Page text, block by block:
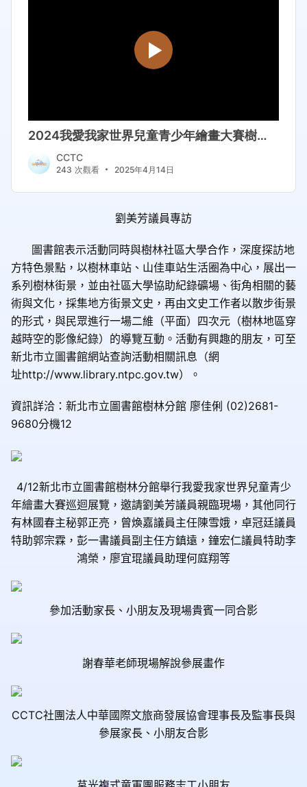
劉美芳議員專訪
圖書館表示活動同時與樹林社區大學合作，深度探訪地
方特色景點，以樹林車站、山佳車站生活圈為中心，展出一
系列樹林街景，並由社區大學協助紀錄礦場、街角相關的藝
術與文化，採集地方街景文史，再由文史工作者以散步街景
的形式，與民眾進行一場二維（平面）四次元（樹林地區穿
越時空的影像紀錄）的導覽互動。活動有興趣的朋友，可至
新北市立圖書館網站查詢活動相關訊息（網
址http://www.library.ntpc.gov.tw）。
資訊詳洽：新北市立圖書館樹林分館 廖佳俐 (02)2681-
9680分機12
4/12新北市立圖書館樹林分館舉行我愛我家世界兒童青少
年繪畫大賽巡迴展覽，邀請劉美芳議員親臨現場，其他同行
有林國春主秘郭正亮，曾煥嘉議員主任陳雪娥，卓冠廷議員
特助郭宗霖，彭一書議員副主任方鎮遠，鐘宏仁議員特助李
鴻榮，廖宜琨議員助理何庭翔等
參加活動家長、小朋友及現場貴賓一同合影
謝春華老師現場解說參展畫作
CCTC社團法人中華國際文旅商發展協會理事長及監事長與
參展家長、小朋友合影